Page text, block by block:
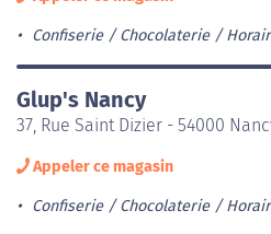
Confiserie / Chocolaterie
Glup's Nancy
37, Rue Saint Dizier - 54000
Appeler ce magasin
Confiserie / Chocolaterie